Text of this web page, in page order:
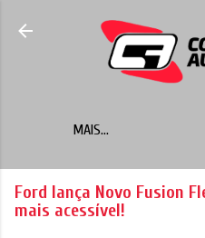
Pular para o
MAIS…
Ford lança Novo Fusion
mais acessível!